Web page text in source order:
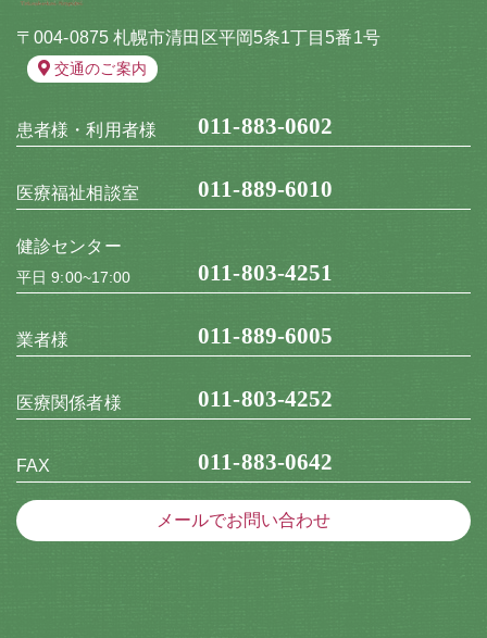
〒004-0875 札幌市清田区平岡5条1丁目5番1号
交通のご案内
患者様・利用者様 011-883-0602
医療福祉相談室 011-889-6010
健診センター
平日 9:00~17:00 011-803-4251
業者様 011-889-6005
医療関係者様 011-803-4252
FAX 011-883-0642
メールでお問い合わせ